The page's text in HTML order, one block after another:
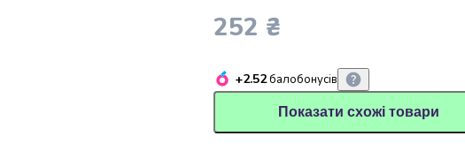
252 ₴
+2.52балобонусів
Показати схожі товари